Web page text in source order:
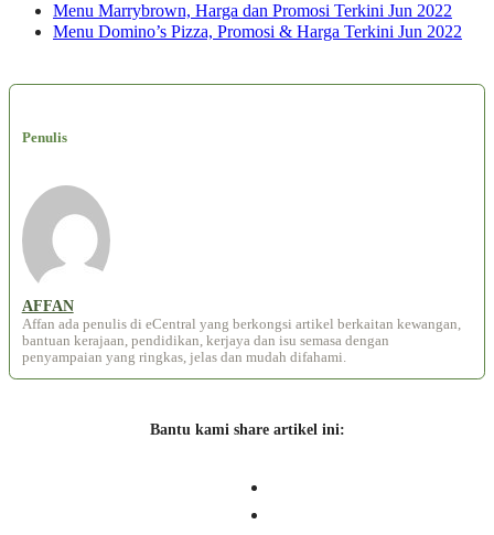
Menu Marrybrown, Harga dan Promosi Terkini Jun 2022
Menu Domino’s Pizza, Promosi & Harga Terkini Jun 2022
Penulis
AFFAN
Affan ada penulis di eCentral yang berkongsi artikel berkaitan kewangan,
bantuan kerajaan, pendidikan, kerjaya dan isu semasa dengan
penyampaian yang ringkas, jelas dan mudah difahami.
Bantu kami share artikel ini: